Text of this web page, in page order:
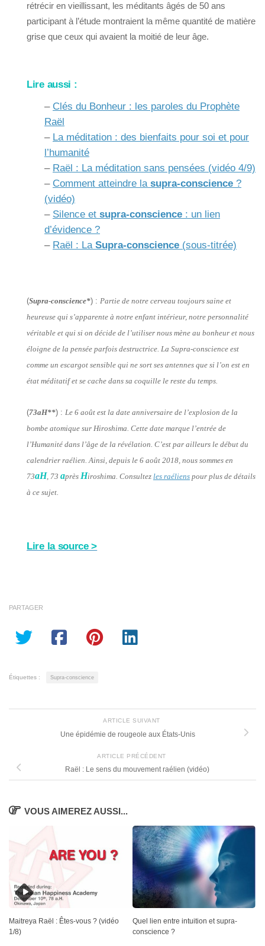
rétrécir en vieillissant, les méditants âgés de 50 ans
participant à l’étude montraient la même quantité de matière
grise que ceux qui avaient la moitié de leur âge.
Lire aussi :
– Clés du Bonheur : les paroles du Prophète
Raël
– La méditation : des bienfaits pour soi et pour
l’humanité
– Raël : La méditation sans pensées (vidéo 4/9)
– Comment atteindre la supra-conscience ?
(vidéo)
– Silence et supra-conscience : un lien
d’évidence ?
– Raël : La Supra-conscience (sous-titrée)
(Supra-conscience*) : Partie de notre cerveau toujours saine et
heureuse qui s’apparente à notre enfant intérieur, notre personnalité
véritable et qui si on décide de l’utiliser nous mène au bonheur et nous
éloigne de la pensée parfois destructrice. La Supra-conscience est
comme un escargot sensible qui ne sort ses antennes que si l’on est en
état méditatif et se cache dans sa coquille le reste du temps.
(73aH**) : Le 6 août est la date anniversaire de l’explosion de la
bombe atomique sur Hiroshima. Cette date marque l’entrée de
l’Humanité dans l’âge de la révélation. C’est par ailleurs le début du
calendrier raélien. Ainsi, depuis le 6 août 2018, nous sommes en
73aH, 73 après Hiroshima. Consultez les raéliens pour plus de détails
à ce sujet.
Lire la source >
PARTAGER
Étiquettes : Supra-conscience
ARTICLE SUIVANT
Une épidémie de rougeole aux États-Unis
ARTICLE PRÉCÉDENT
Raël : Le sens du mouvement raélien (vidéo)
VOUS AIMEREZ AUSSI...
Maitreya Raël : Êtes-vous ? (vidéo
1/8)
Quel lien entre intuition et supra-
conscience ?